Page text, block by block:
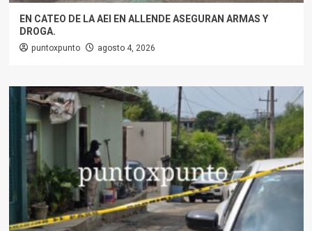
EN CATEO DE LA AEI EN ALLENDE ASEGURAN ARMAS Y
DROGA.
puntoxpunto agosto 4, 2026